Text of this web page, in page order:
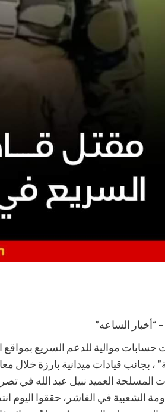
“أخبار الساعه”
حسابات موالية للدعم السريع بمواقع
، بجانب قيادات ميدانية بارزة خلال
المسلحة العميد نبيل عبد الله في
الشعبية في الفاشر، حققوا اليوم